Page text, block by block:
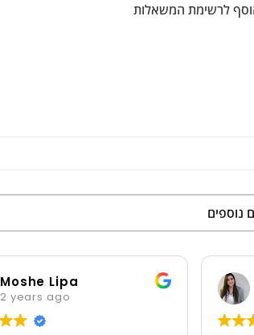
לרשימת המשאלות
נוספים
Moshe Lipa
2 years ago